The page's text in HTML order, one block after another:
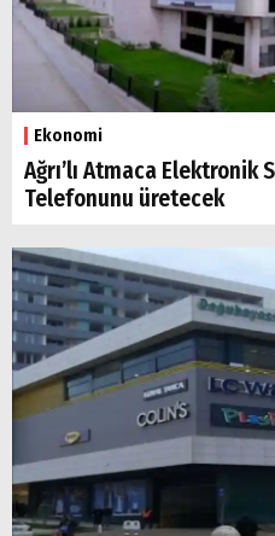
Ekonomi
Ağrı’lı Atmaca Elektronik
Telefonunu üretecek